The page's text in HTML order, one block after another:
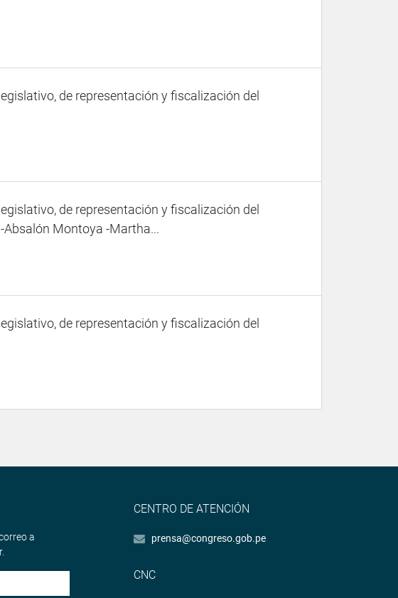
de representación y fiscalización del
de representación y fiscalización del
Montoya -Martha...
de representación y fiscalización del
a
CENTRO DE ATENCIÓN
prensa@congreso.gob.pe
CNC